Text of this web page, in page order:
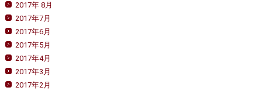
2017年 8月
2017年7月
2017年6月
2017年5月
2017年4月
2017年3月
2017年2月